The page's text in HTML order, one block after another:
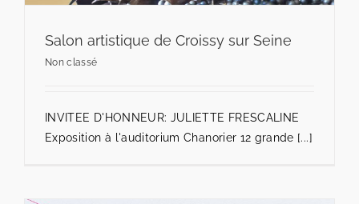
Salon artistique de Croissy sur Seine
Non classé
INVITEE D'HONNEUR: JULIETTE FRESCALINE
Exposition à l'auditorium Chanorier 12 grande [...]